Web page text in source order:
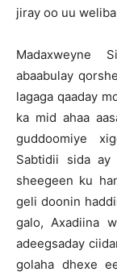
jiray oo uu
Madaxweyne
abaabulay
lagaga qaaday
ka mid ahaa
guddoomiye
Sabtidii sida ay
sheegeen ku
geli doonin
galo, Axadiina
adeegsaday
golaha dhexe